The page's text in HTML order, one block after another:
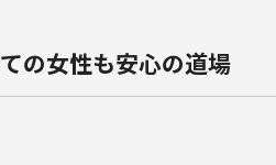
の女性も安心の道場